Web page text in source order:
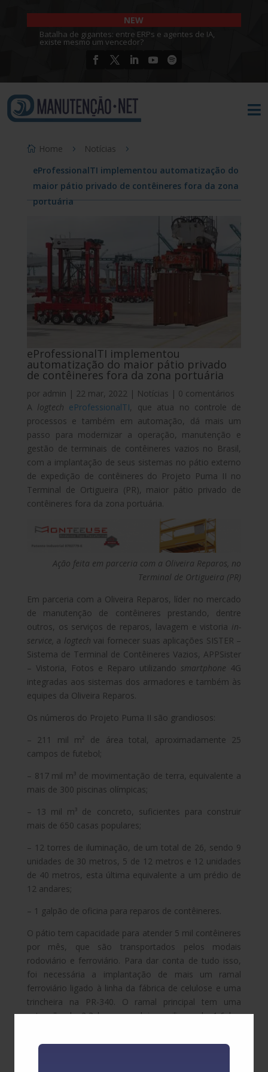
NEW
Batalha de gigantes: entre ERPs e agentes de IA,
existe mesmo um vencedor?

Home
Notícias
eProfessionalTI implementou automatização do
maior pátio privado de contêineres fora da zona
portuária
eProfessionalTI implementou
automatização do maior pátio privado
de contêineres fora da zona portuária
por admin | 22 mar, 2022| Notícias | 0 comentários
A logtech eProfessionalTI, que atua no controle de
processos e também em automação, dá mais um
passo para modernizar a operação, manutenção e
gestão de terminais de contêineres vazios no Brasil,
com a implantação de seus sistemas no pátio externo
de expedição de contêineres do Projeto Puma II no
Terminal de Ortigueira (PR), maior pátio privado de
contêineres fora da zona portuária.
Ação feita em parceria com a Oliveira Reparos, no
Terminal de Ortigueira (PR)
Em parceria com a Oliveira Reparos, líder no mercado
de manutenção de contêineres prestando, dentre
outros, os serviços de reparos, lavagem e vistoria in-
service, a logtech vai fornecer suas aplicações SISTER –
Sistema de Terminal de Contêineres Vazios, APPSister
– Vistoria, Fotos e Reparo utilizando smartphone 4G
integradas aos sistemas dos armadores e também às
equipes da Oliveira Reparos.
Os números do Projeto Puma II são grandiosos:
– 211 mil m² de área total, aproximadamente 25
campos de futebol;
– 817 mil m³ de movimentação de terra, equivalente a
mais de 300 piscinas olímpicas;
– 13 mil m³ de concreto, suficientes para construir
mais de 650 casas populares;
– 12 torres de iluminação, de um total de 26, sendo 9
unidades de 30 metros, 5 de 12 metros e 12 unidades
de 40 metros, esta última equivalente a um prédio de
12 andares;
– 1 galpão de oficina para reparos de contêineres.
O pátio tem capacidade para atender 5 mil contêineres
por mês, que são transportados pelos modais
rodoviário e ferroviário. Para dar conta de tudo isso,
foi necessária a implantação de mais um ramal
ferroviário ligado à linha da fábrica de celulose e uma
trincheira na PR-340. O ramal principal tem uma
extensão de 2,3 km e os dois auxiliares de 1,6 km
Foi executado instalações de estocagem de